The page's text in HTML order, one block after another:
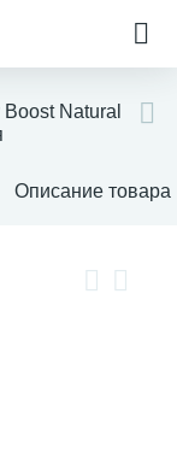
Natural
Описание товара